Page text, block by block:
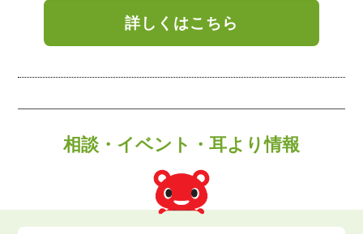
詳しくはこちら
相談・イベント・耳より情報